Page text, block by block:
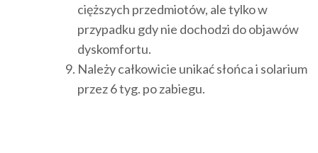
cięższych przedmiotów, ale tylko w
przypadku gdy nie dochodzi do objawów
dyskomfortu.
Należy całkowicie unikać słońca i solarium
przez 6 tyg. po zabiegu.